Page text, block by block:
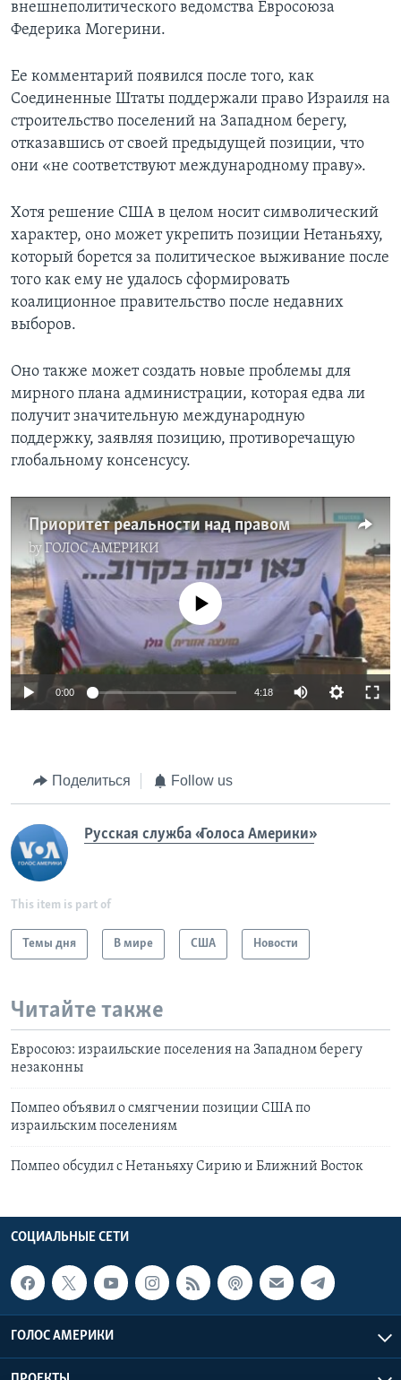
внешнеполитического ведомства Евросоюза
Федерика Могерини.
Ее комментарий появился после того, как
Соединенные Штаты поддержали право Израиля на
строительство поселений на Западном берегу,
отказавшись от своей предыдущей позиции, что
они «не соответствуют международному праву».
Хотя решение США в целом носит символический
характер, оно может укрепить позиции Нетаньяху,
который борется за политическое выживание после
того как ему не удалось сформировать
коалиционное правительство после недавних
выборов.
Оно также может создать новые проблемы для
мирного плана администрации, которая едва ли
получит значительную международную
поддержку, заявляя позицию, противоречащую
глобальному консенсусу.
Приоритет реальности над правом
byГОЛОС АМЕРИКИ
No media source currently available
0:00 4:18
Поделиться Follow us
Русская служба «Голоса Америки»
This item is part of
Темы дня В мире США Новости
Читайте также
Евросоюз: израильские поселения на Западном берегу
незаконны
Помпео объявил о смягчении позиции США по
израильским поселениям
Помпео обсудил с Нетаньяху Сирию и Ближний Восток
СОЦИАЛЬНЫЕ СЕТИ
ГОЛОС АМЕРИКИ